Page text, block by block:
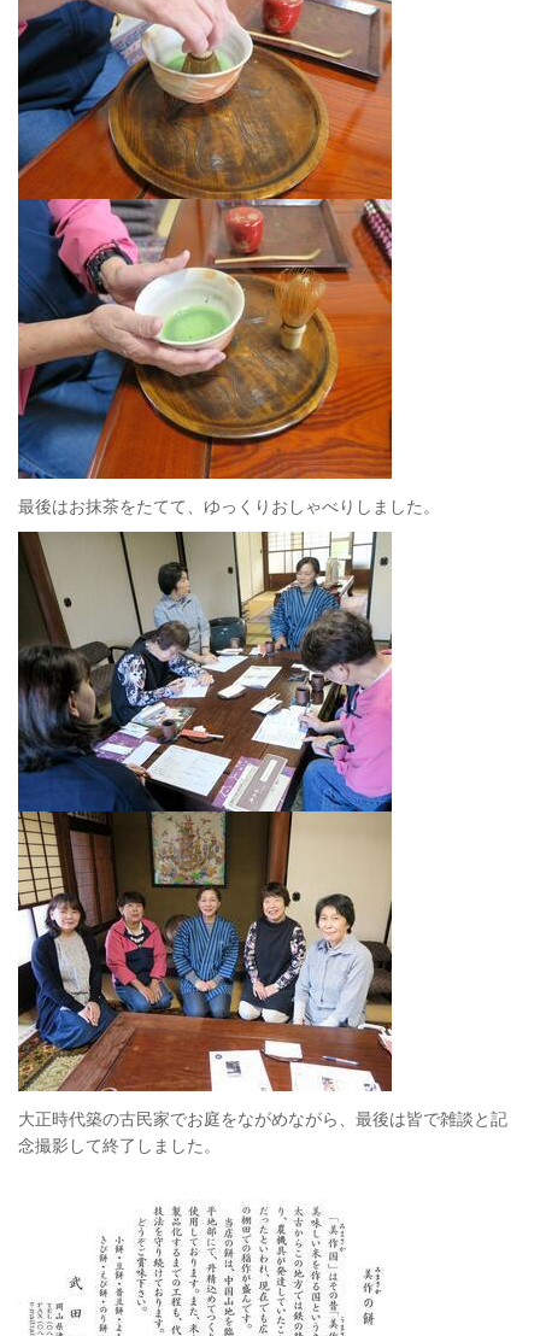
最後はお抹茶をたてて、ゆっくりおしゃべりしました。
大正時代築の古民家でお庭をながめながら、最後は皆で雑談と記
念撮影して終了しました。